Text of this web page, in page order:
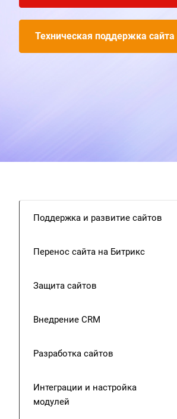
Техническая поддержка сайта
Поддержка и развитие сайтов
Перенос сайта на Битрикс
Защита сайтов
Внедрение CRM
Разработка сайтов
Интеграции и настройка
модулей